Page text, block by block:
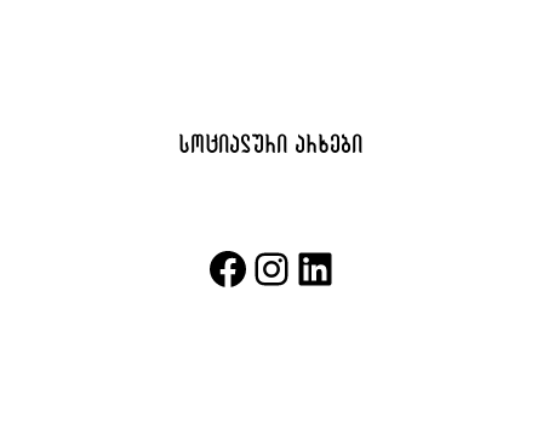
სოციალური არხები
facebook instagram linkedin